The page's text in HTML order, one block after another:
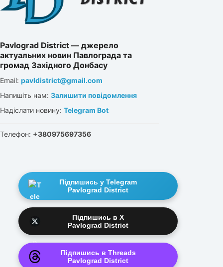
Pavlograd District — джерело
актуальних новин Павлограда та
громад Західного Донбасу
Email: pavldistrict@gmail.com
Напишіть нам: Залишити повідомлення
Надіслати новину: Telegram Bot
Телефон: +380975697356
Підпишись у Telegram
Pavlograd District
Підпишись в X
Pavlograd District
Підпишись в Threads
Pavlograd District